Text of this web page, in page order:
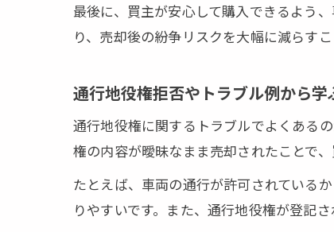
不動
囲繞
※しつこい
最後に、買主が安心して購入できるよう
り、売却後の紛争リスクを大幅に減らすこ
通行地役権拒否やトラブル例から学
通行地役権に関するトラブルでよくある
権の内容が曖昧なまま売却されたことで
たとえば、車両の通行が許可されている
りやすいです。また、通行地役権が登記